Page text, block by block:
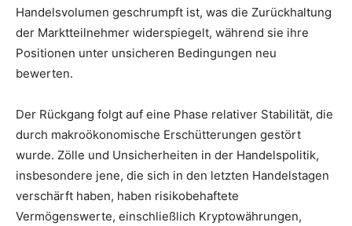
Handelsvolumen geschrumpft ist, was die Zurückhaltung
der Marktteilnehmer widerspiegelt, während sie ihre
Positionen unter unsicheren Bedingungen neu
bewerten.
Der Rückgang folgt auf eine Phase relativer Stabilität, die
durch makroökonomische Erschütterungen gestört
wurde. Zölle und Unsicherheiten in der Handelspolitik,
insbesondere jene, die sich in den letzten Handelstagen
verschärft haben, haben risikobehaftete
Vermögenswerte, einschließlich Kryptowährungen,